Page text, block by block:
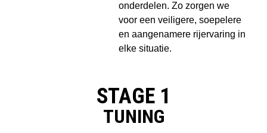
onderdelen. Zo zorgen we
voor een veiligere, soepelere
en aangenamere rijervaring in
elke situatie.
STAGE 1
TUNING